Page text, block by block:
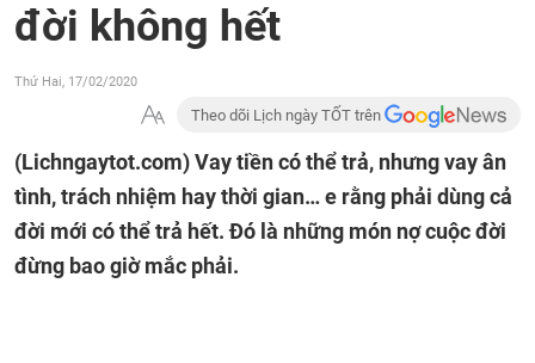
đời không hết
Thứ Hai, 17/02/2020
Theo dõi Lịch ngày TỐT trên
(Lichngaytot.com)Vay tiền có thể trả, nhưng vay ân
tình, trách nhiệm hay thời gian… e rằng phải dùng cả
đời mới có thể trả hết. Đó là những món nợ cuộc đời
đừng bao giờ mắc phải.